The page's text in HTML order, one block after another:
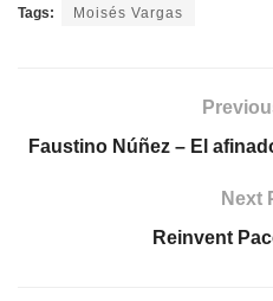
Tags: Moisés Vargas
Faustino Núñez – El
Next
Reinvent